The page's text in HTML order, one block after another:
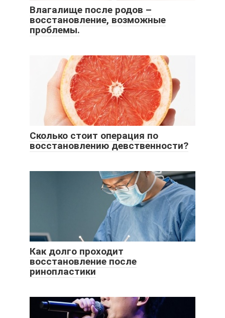
Влагалище после родов –
восстановление, возможные
проблемы.
Сколько стоит операция по
восстановлению девственности?
Как долго проходит
восстановление после
ринопластики